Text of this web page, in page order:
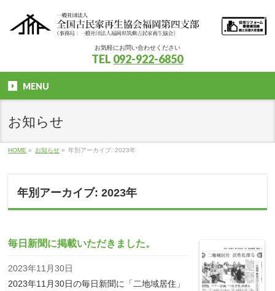
お気軽にお問い合わせください
TEL 092-922-6850
MENU
お知らせ
HOME » お知らせ » 年別アーカイブ: 2023年
年別アーカイブ: 2023年
毎日新聞に掲載いただきました。
2023年11月30日
2023年11月30日の毎日新聞に「二地域居住」